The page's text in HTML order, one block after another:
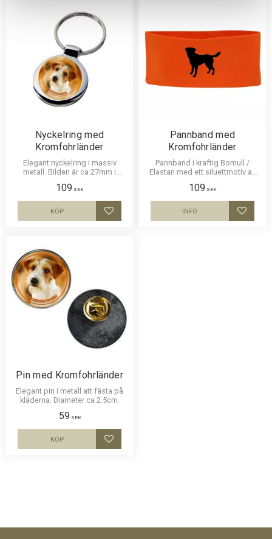
Nyckelring med
Kromfohrländer
Elegant nyckelring i massiv
metall. Bilden är ca 27mm i
vara hållbar och ge ett intryck av
djup i bilden.
109 SEK
Lägg till i favoriter
KÖP
Pannband med
Kromfohrländer
Pannband i kraftig Bomull /
Elastan med ett siluettmotiv av
109 SEK
Lägg
INFO
Pin med Kromfohrländer
Elegant pin i metall att fästa på
kläderna. Diameter ca 2.5cm.
59 SEK
Lägg till i favoriter
KÖP